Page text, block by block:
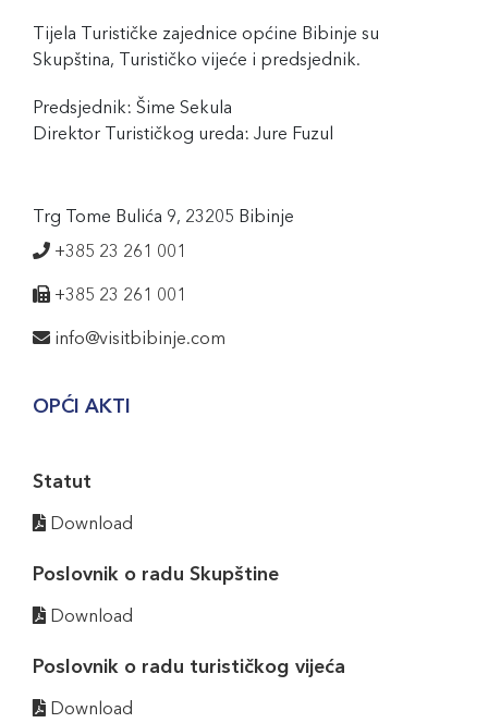
Tijela Turističke zajednice općine Bibinje su
Skupština, Turističko vijeće i predsjednik.
Predsjednik: Šime Sekula
Direktor Turističkog ureda: Jure Fuzul
Trg Tome Bulića 9, 23205 Bibinje
+385 23 261 001
+385 23 261 001
info@visitbibinje.com
OPĆI AKTI
Statut
Download
Poslovnik o radu Skupštine
Download
Poslovnik o radu turističkog vijeća
Download